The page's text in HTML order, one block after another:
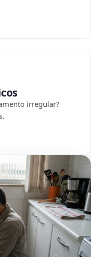
irregular?